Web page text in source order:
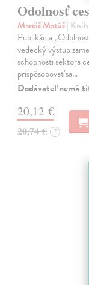
Odolnosť
Marciš Matúš|
Publikácia
vedecký výstup
schopnosti sektora
prispôsobovať sa…
Dodávateľ nemá
20,12 €
20,74 € ?